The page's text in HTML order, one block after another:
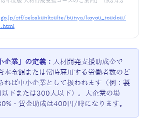
stf/seisakunitsuite/bunya/koyou_roudou/
企業」の定義： 人材開発支援助成金で
本金額または常時雇用する労働者数のど
れば中小企業として扱われます（例：製
下または300人以下）。大企業の場
・賃金助成は400円/時になります。